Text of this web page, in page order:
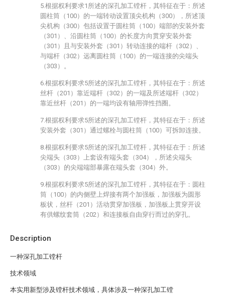
Description
一种深孔加工镗杆
技术领域
本实用新型涉及镗杆技术领域，具体涉及一种深孔加工镗
5.根据权利要求1所述的深孔加工镗杆，其特征在于：所述
圆柱筒（100）的一端转动设置顶尖机构（300），所述顶
尖机构（300）包括设置于圆柱筒（100）端部的安装外套
（301）、沿圆柱筒（100）的长度方向贯穿安装外套
（301）且与安装外套（301）转动连接的端杆（302）、
与端杆（302）远离圆柱筒（100）的一端连接的尖端头
（303）。
6.根据权利要求5所述的深孔加工镗杆，其特征在于：所述
丝杆（201）靠近端杆（302）的一端及所述端杆（302）
靠近丝杆（201）的一端均设有轴用弹性挡圈。
7.根据权利要求5所述的深孔加工镗杆，其特征在于：所述
安装外套（301）通过螺栓与圆柱筒（100）可拆卸连接。
8.根据权利要求5所述的深孔加工镗杆，其特征在于：所述
尖端头（303）上套设有端头套（304），所述尖端头
（303）的尖端端部暴露在端头套（304）外。
9.根据权利要求5所述的深孔加工镗杆，其特征在于：圆柱
筒（100）的内侧壁上焊接有两个加强板，加强板为圆形
板状，丝杆（201）活动贯穿加强板，加强板上贯穿开设
有供螺纹套筒（202）和连接板自由穿行而过的穿孔。